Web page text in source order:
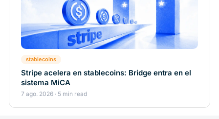
stablecoins
Stripe acelera en stablecoins: Bridge entra en el
sistema MiCA
7 ago. 2026 · 5 min read